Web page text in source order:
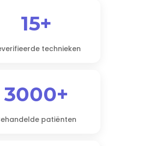
15+
technieken
3000+
patiënten